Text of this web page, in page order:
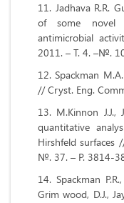
Jadhava R.R.
of some novel
antimicrobial
2011. – Т. 4. –№.
Spackman
// Cryst. Eng.
M.Kinnon J.J.,
quantitative
Hirshfeld surfaces
№. 37. – P. 3814-
Spackman
Grim wood, D.J.,